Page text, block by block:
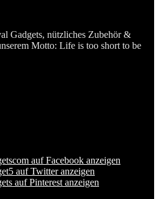
Gadgets, nützliches Zubehör &
Motto: Life is too short to be
auf Facebook anzeigen
auf Twitter anzeigen
auf Pinterest anzeigen